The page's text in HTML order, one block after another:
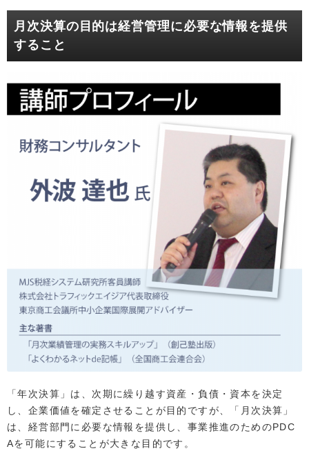
月次決算の目的は経営管理に必要な情報を提供
すること
「年次決算」は、次期に繰り越す資産・負債・資本を決定
し、企業価値を確定させることが目的ですが、「月次決算」
は、経営部門に必要な情報を提供し、事業推進のためのPDC
Aを可能にすることが大きな目的です。